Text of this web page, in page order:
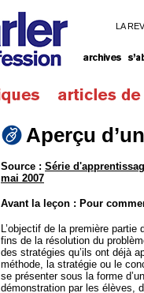
LA
Aperçu
Source : Série
mai 2007
Avant la leçon : Pour
L’objectif de la première
fins de la résolution du
des stratégies qu’ils ont déjà
méthode, la stratégie ou le
se présenter sous la forme
démonstration par les élèves,